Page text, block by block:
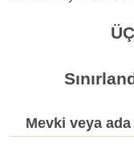
Mevki veya ada